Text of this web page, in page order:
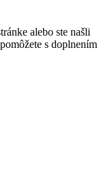
alebo ste našli
s doplnením